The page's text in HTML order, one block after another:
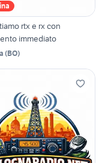
rtx e rx con
immediato
(BO)